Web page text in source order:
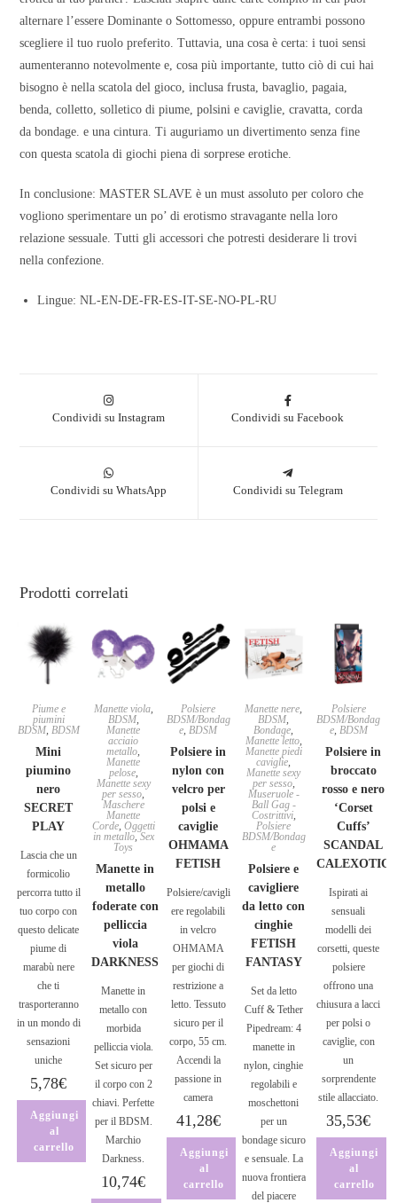
alternare l’essere Dominante o Sottomesso, oppure entrambi possono
scegliere il tuo ruolo preferito. Tuttavia, una cosa è certa: i tuoi sensi
aumenteranno notevolmente e, cosa più importante, tutto ciò di cui hai
bisogno è nella scatola del gioco, inclusa frusta, bavaglio, pagaia,
benda, colletto, solletico di piume, polsini e caviglie, cravatta, corda
da bondage. e una cintura. Ti auguriamo un divertimento senza fine
con questa scatola di giochi piena di sorprese erotiche.
In conclusione: MASTER SLAVE è un must assoluto per coloro che
vogliono sperimentare un po’ di erotismo stravagante nella loro
relazione sessuale. Tutti gli accessori che potresti desiderare li trovi
nella confezione.
Lingue: NL-EN-DE-FR-ES-IT-SE-NO-PL-RU
Condividi su Instagram Condividi su Facebook
Condividi su WhatsApp Condividi su Telegram
Prodotti correlati
Piume e
piumini
BDSM, BDSM
Mini
piumino
nero
SECRET
PLAY
Lascia che un
formicolio
percorra tutto il
tuo corpo con
questo delicate
piume di
marabù nere
che ti
trasporteranno
in un mondo di
sensazioni
uniche
5,78€
Aggiungi
al
carrello
Manette viola,
BDSM,
Manette
acciaio
metallo,
Manette
pelose,
Manette sexy
per sesso,
Maschere
Manette
Corde, Oggetti
in metallo, Sex
Toys
Manette in
metallo
foderate con
pelliccia
viola
DARKNESS
Manette in
metallo con
morbida
pelliccia viola.
Set sicuro per
il corpo con 2
chiavi. Perfette
per il BDSM.
Marchio
Darkness.
10,74€
Polsiere
BDSM/Bondag
e,BDSM
Polsiere in
nylon con
velcro per
polsi e
caviglie
OHMAMA
FETISH
Polsiere/cavigli
ere regolabili
in velcro
OHMAMA
per giochi di
restrizione a
letto. Tessuto
sicuro per il
corpo, 55 cm.
Accendi la
passione in
camera
41,28€
Aggiungi
al
carrello
Manette nere,
BDSM,
Bondage,
Manette letto,
Manette piedi
caviglie,
Manette sexy
per sesso,
Museruole -
Ball Gag -
Costrittivi,
Polsiere
BDSM/Bondag
e
Polsiere e
cavigliere
da letto con
cinghie
FETISH
FANTASY
Set da letto
Cuff & Tether
Pipedream: 4
manette in
nylon, cinghie
regolabili e
moschettoni
per un
bondage sicuro
e sensuale. La
nuova frontiera
del piacere
Polsiere
BDSM/Bondag
e, BDSM
Polsiere in
broccato
rosso e nero
‘Corset
Cuffs’
SCANDAL
CALEXOTIC
Ispirati ai
sensuali
modelli dei
corsetti, queste
polsiere
offrono una
chiusura a lacci
per polsi o
caviglie, con
un
sorprendente
stile allacciato.
35,53€
Aggiungi
al
carrello